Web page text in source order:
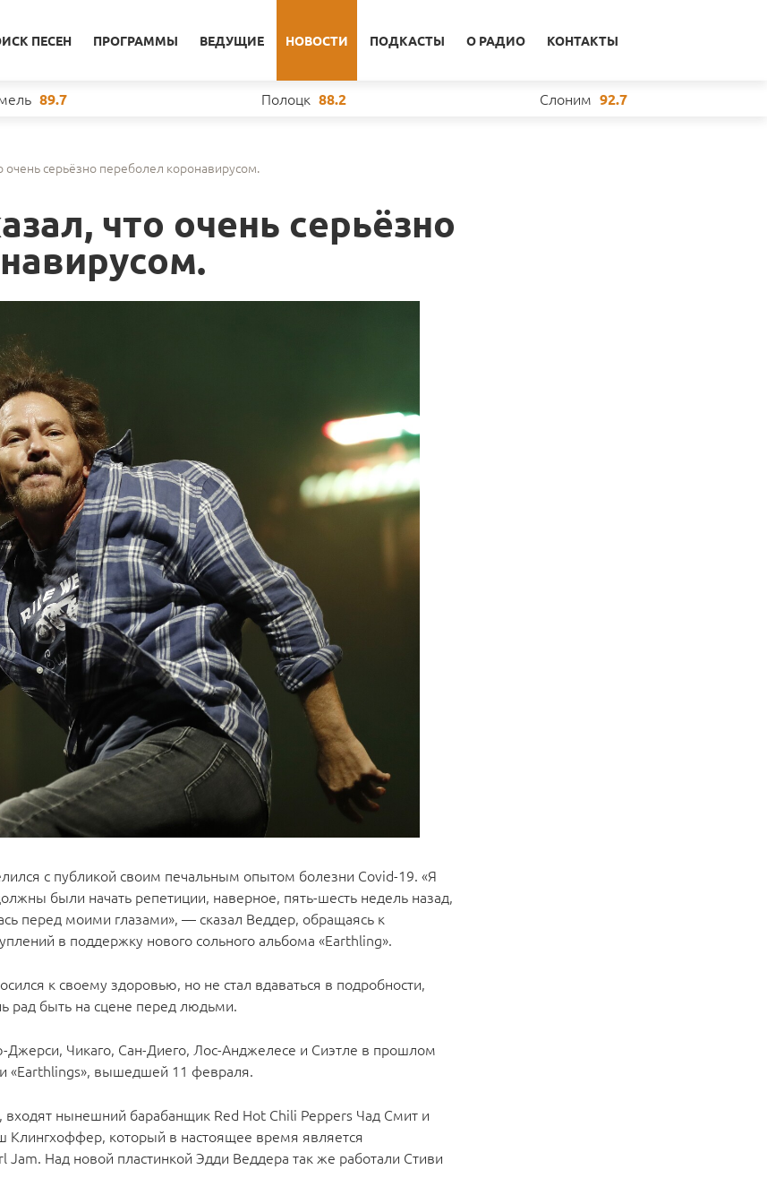
ПЕСЕН ПРОГРАММЫ ВЕДУЩИЕ НОВОСТИ ПОДКАСТЫ О РАДИО КОНТАКТЫ
89.7 Полоцк 88.2 Слоним 92.7
очень серьёзно переболел коронавирусом.
что очень серьёзно
с публикой своим печальным опытом болезни Covid-19. «Я
были начать репетиции, наверное, пять-шесть недель назад,
перед моими глазами», — сказал Веддер, обращаясь к
в поддержку нового сольного альбома «Earthling».
к своему здоровью, но не стал вдаваться в подробности,
рад быть на сцене перед людьми.
Чикаго, Сан-Диего, Лос-Анджелесе и Сиэтле в прошлом
«Earthlings», вышедшей 11 февраля.
нынешний барабанщик Red Hot Chili Peppers Чад Смит и
который в настоящее время является
Над новой пластинкой Эдди Веддера так же работали Стиви